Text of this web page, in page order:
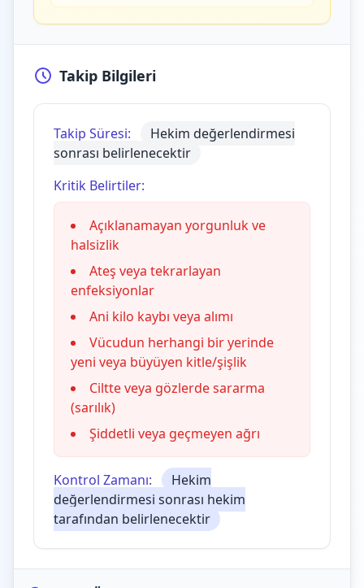
Takip Bilgileri
Takip Süresi:
Hekim değerlendirmesi
sonrası belirlenecektir
Kritik Belirtiler:
Açıklanamayan yorgunluk ve
halsizlik
Ateş veya tekrarlayan
enfeksiyonlar
Ani kilo kaybı veya alımı
Vücudun herhangi bir yerinde
yeni veya büyüyen kitle/şişlik
Ciltte veya gözlerde sararma
(sarılık)
Şiddetli veya geçmeyen ağrı
Kontrol Zamanı:
Hekim
değerlendirmesi sonrası hekim
tarafından belirlenecektir